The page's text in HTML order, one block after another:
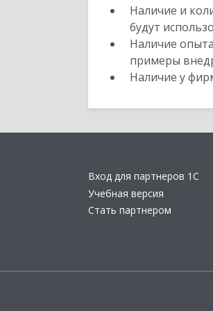
Наличие и
будут
Наличие
примеры
Наличие у
Вход для партнеров 1С
Учебная версия
Стать партнером